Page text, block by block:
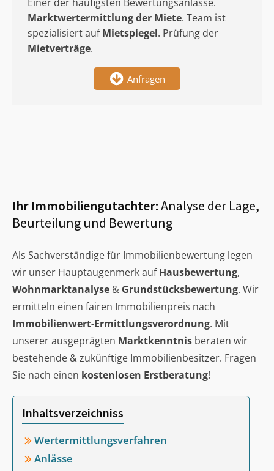
Marktwertermittlungder Miete. Team ist
spezialisiert aufMietspiegel. Prüfung der
Mietverträge.
Anfragen
Ihr Immobiliengutachter:Analyse der Lage,
Beurteilung und Bewertung
Als Sachverständige für Immobilienbewertung legen
wir unser Hauptaugenmerk aufHausbewertung,
Wohnmarktanalyse & Grundstücksbewertung. Wir
ermitteln einen fairen Immobilienpreis nach
Immobilienwert-Ermittlungsverordnung. Mit
unserer ausgeprägten Marktkenntnis beraten wir
bestehende & zukünftige Immobilienbesitzer. Fragen
Sie nach einen kostenlosen Erstberatung!
Inhaltsverzeichniss
Wertermittlungsverfahren
Anlässe